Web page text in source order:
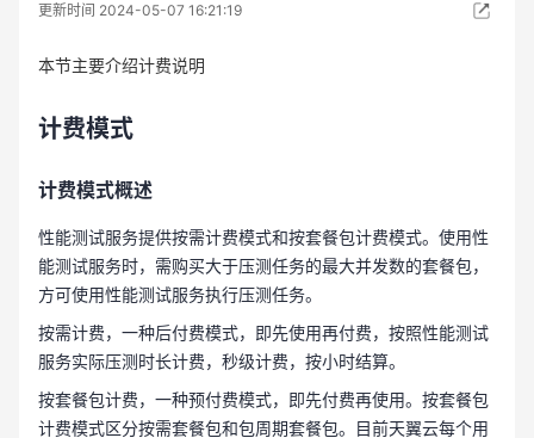
更新时间 2024-05-07 16:21:19
本节主要介绍计费说明
计费模式
计费模式概述
性能测试服务提供按需计费模式和按套餐包计费模式。使用性
能测试服务时，需购买大于压测任务的最大并发数的套餐包，
方可使用性能测试服务执行压测任务。
按需计费，一种后付费模式，即先使用再付费，按照性能测试
服务实际压测时长计费，秒级计费，按小时结算。
按套餐包计费，一种预付费模式，即先付费再使用。按套餐包
计费模式区分按需套餐包和包周期套餐包。目前天翼云每个用